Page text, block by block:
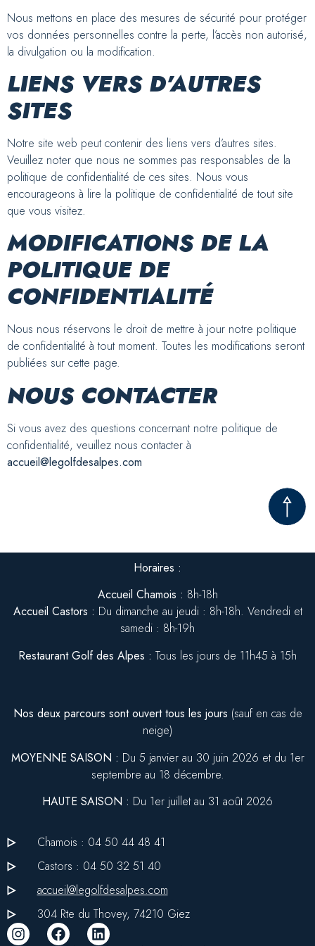
Nous mettons en place des mesures de sécurité pour protéger
vos données personnelles contre la perte, l’accès non autorisé,
la divulgation ou la modification.
LIENS VERS D’AUTRES
SITES
Notre site web peut contenir des liens vers d’autres sites.
Veuillez noter que nous ne sommes pas responsables de la
politique de confidentialité de ces sites. Nous vous
encourageons à lire la politique de confidentialité de tout site
que vous visitez.
MODIFICATIONS DE LA
POLITIQUE DE
CONFIDENTIALITÉ
Nous nous réservons le droit de mettre à jour notre politique
de confidentialité à tout moment. Toutes les modifications seront
publiées sur cette page.
NOUS CONTACTER
Si vous avez des questions concernant notre politique de
confidentialité, veuillez nous contacter à
accueil@legolfdesalpes.com
Horaires :
Accueil Chamois : 8h-18h
Accueil Castors : Du dimanche au jeudi : 8h-18h. Vendredi et
samedi : 8h-19h
Restaurant Golf des Alpes : Tous les jours de 11h45 à 15h
Nos deux parcours sont ouvert tous les jours (sauf en cas de
neige)
MOYENNE SAISON : Du 5 janvier au 30 juin 2026 et du 1er
septembre au 18 décembre.
HAUTE SAISON : Du 1er juillet au 31 août 2026
Chamois : 04 50 44 48 41
Castors : 04 50 32 51 40
accueil@legolfdesalpes.com
304 Rte du Thovey, 74210 Giez